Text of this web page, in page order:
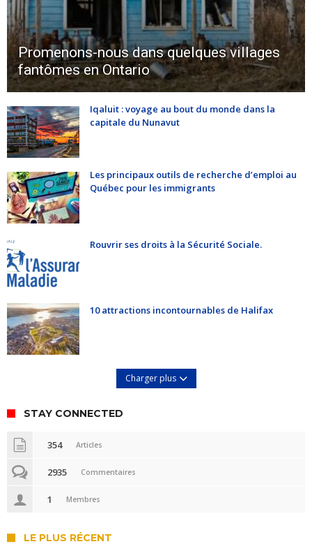
Promenons-nous dans quelques villages
fantômes en Ontario
Iqaluit : voyage au bout du monde dans la
capitale du Nunavut
Les principaux outils de recherche d’emploi au
Québec pour les immigrants
Rouvrir ses droits à la Sécurité Sociale.
10 attractions incontournables de Halifax
Charger plus
STAY CONNECTED
354 Articles
2935 Commentaires
1 Membres
LE PLUS RÉCENT